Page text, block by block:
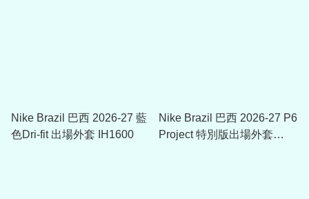
Nike Brazil 巴西 2026-27 藍
色Dri-fit 出場外套 IH1600
Nike Brazil 巴西 2026-27 P6
Project 特別版出場外套